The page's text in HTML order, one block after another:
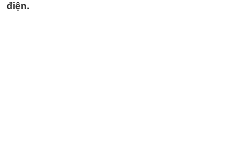
điện.